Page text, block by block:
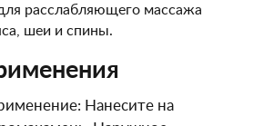
расслабляющего массажа
шеи и спины.
Нанесите на